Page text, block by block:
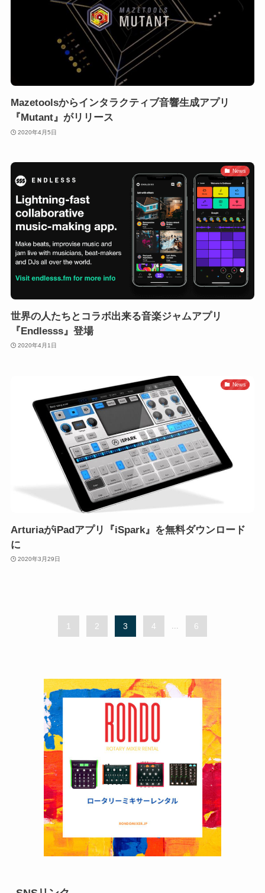
Mazetoolsからインタラクティブ音響生成アプリ
『Mutant』がリリース
2020年4月5日
News
世界の人たちとコラボ出来る音楽ジャムアプリ
『Endlesss』登場
2020年4月1日
News
ArturiaがiPadアプリ『iSpark』を無料ダウンロード
に
2020年3月29日
1 2 3 4 ... 6